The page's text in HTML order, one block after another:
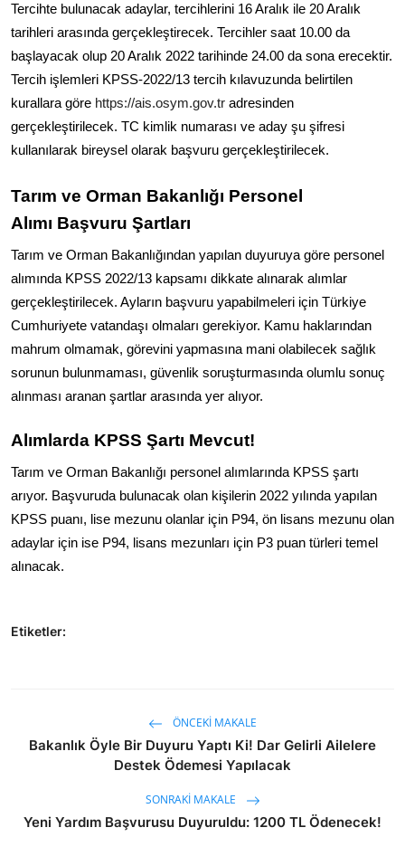
Tercihte bulunacak adaylar, tercihlerini 16 Aralık ile 20 Aralık
tarihleri arasında gerçekleştirecek. Tercihler saat 10.00 da
başlayacak olup 20 Aralık 2022 tarihinde 24.00 da sona erecektir.
Tercih işlemleri KPSS-2022/13 tercih kılavuzunda belirtilen
kurallara göre https://ais.osym.gov.tr adresinden
gerçekleştirilecek. TC kimlik numarası ve aday şu şifresi
kullanılarak bireysel olarak başvuru gerçekleştirilecek.
Tarım ve Orman Bakanlığı Personel
Alımı Başvuru Şartları
Tarım ve Orman Bakanlığından yapılan duyuruya göre personel
alımında KPSS 2022/13 kapsamı dikkate alınarak alımlar
gerçekleştirilecek. Ayların başvuru yapabilmeleri için Türkiye
Cumhuriyete vatandaşı olmaları gerekiyor. Kamu haklarından
mahrum olmamak, görevini yapmasına mani olabilecek sağlık
sorunun bulunmaması, güvenlik soruşturmasında olumlu sonuç
alınması aranan şartlar arasında yer alıyor.
Alımlarda KPSS Şartı Mevcut!
Tarım ve Orman Bakanlığı personel alımlarında KPSS şartı
arıyor. Başvuruda bulunacak olan kişilerin 2022 yılında yapılan
KPSS puanı, lise mezunu olanlar için P94, ön lisans mezunu olan
adaylar için ise P94, lisans mezunları için P3 puan türleri temel
alınacak.
Etiketler:
ÖNCEKI MAKALE
Bakanlık Öyle Bir Duyuru Yaptı Ki! Dar Gelirli Ailelere
Destek Ödemesi Yapılacak
SONRAKI MAKALE
Yeni Yardım Başvurusu Duyuruldu: 1200 TL Ödenecek!